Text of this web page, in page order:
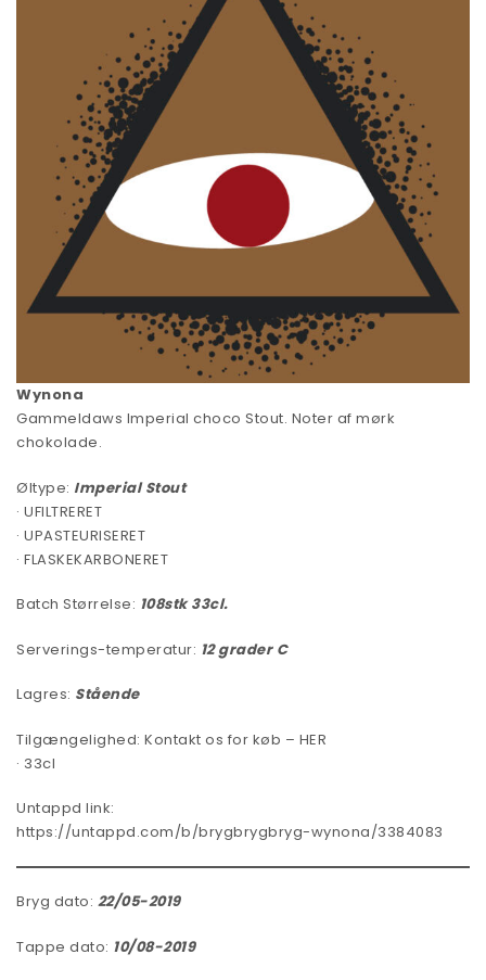
Wynona
Gammeldaws Imperial choco Stout. Noter af mørk
chokolade.
Øltype: Imperial Stout
· UFILTRERET
· UPASTEURISERET
· FLASKEKARBONERET
Batch Størrelse: 108stk 33cl.
Serverings-temperatur: 12 grader C
Lagres: Stående
Tilgængelighed: Kontakt os for køb – HER
· 33cl
Untappd link:
https://untappd.com/b/brygbrygbryg-wynona/3384083
Bryg dato: 22/05-2019
Tappe dato: 10/08-2019